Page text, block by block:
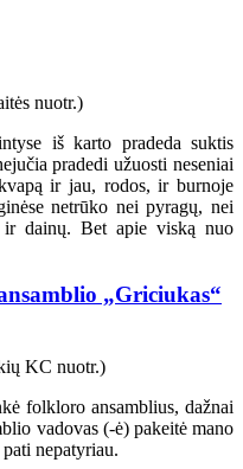
iš karto pradeda suktis
pradedi užuosti neseniai
ir jau, rodos, ir burnoje
netrūko nei pyragų, nei
dainų. Bet apie viską nuo
„Griciukas“
folkloro ansamblius, dažnai
vadovas (-ė) pakeitė mano
nepatyriau.